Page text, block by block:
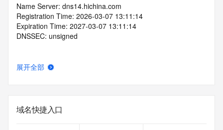
Name Server: dns14.hichina.com
Registration Time: 2026-03-07 13:11:14
Expiration Time: 2027-03-07 13:11:14
DNSSEC: unsigned
展开全部
域名快捷入口